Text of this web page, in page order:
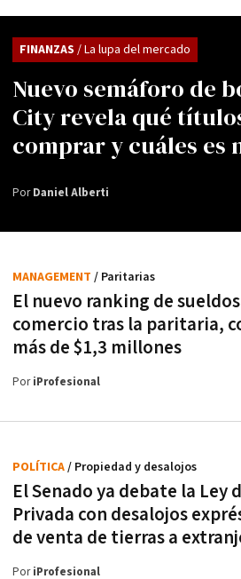
Nuevo semáforo de
City revela qué
comprar y cuáles es
FINANZAS / La lupa del mercado
PorDaniel Alberti
El nuevo ranking de
comercio tras la paritaria,
más de $1,3 millones
MANAGEMENT / Paritarias
PoriProfesional
El Senado ya debate la Ley
Privada con desalojos
de venta de tierras a
POLÍTICA/ Propiedad y desalojos
PoriProfesional